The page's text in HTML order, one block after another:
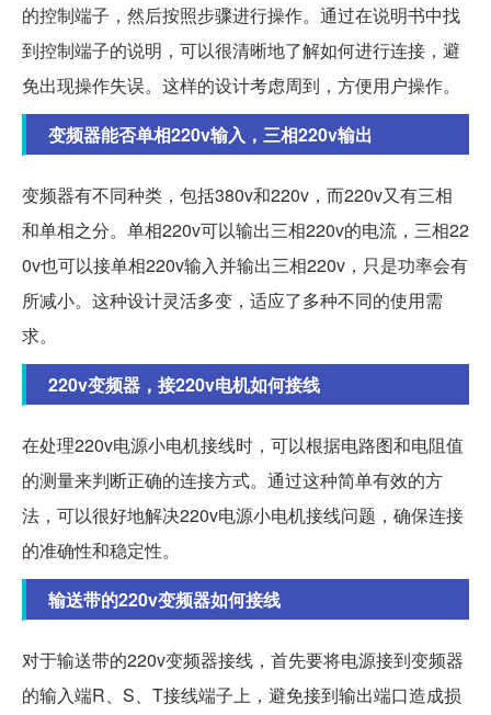
的控制端子，然后按照步骤进行操作。通过在说明书中找
到控制端子的说明，可以很清晰地了解如何进行连接，避
免出现操作失误。这样的设计考虑周到，方便用户操作。
变频器能否单相220v输入，三相220v输出
变频器有不同种类，包括380v和220v，而220v又有三相
和单相之分。单相220v可以输出三相220v的电流，三相22
0v也可以接单相220v输入并输出三相220v，只是功率会有
所减小。这种设计灵活多变，适应了多种不同的使用需
求。
220v变频器，接220v电机如何接线
在处理220v电源小电机接线时，可以根据电路图和电阻值
的测量来判断正确的连接方式。通过这种简单有效的方
法，可以很好地解决220v电源小电机接线问题，确保连接
的准确性和稳定性。
输送带的220v变频器如何接线
对于输送带的220v变频器接线，首先要将电源接到变频器
的输入端R、S、T接线端子上，避免接到输出端口造成损